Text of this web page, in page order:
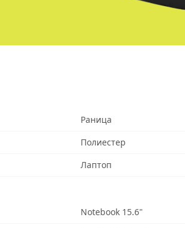
Раница
Полиестер
Лаптоп
Notebook 15.6"